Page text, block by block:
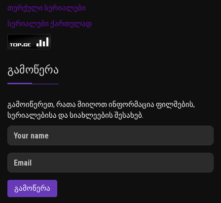
თურქული სერიალები
სერიალები ქართულად
Გამოწერა
გამოიწერეთ, რათა მიიღოთ ინფორმაცია ფილმების,
სერიალებისა და სიახლეების შესახებ.
ᲒᲐᲛᲝᲬᲔᲠᲐ